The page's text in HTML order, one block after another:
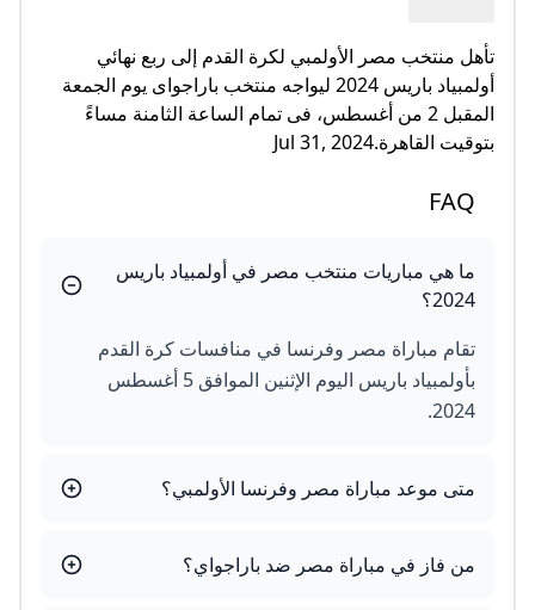
تأهل منتخب مصر الأولمبي لكرة القدم إلى ربع نهائي
أولمبياد باريس 2024 ليواجه منتخب باراجواى يوم الجمعة
المقبل 2 من أغسطس، فى تمام الساعة الثامنة مساءً
بتوقيت القاهرة.Jul 31, 2024
FAQ
ما هي مباريات منتخب مصر في أولمبياد باريس
2024؟
تقام مباراة مصر وفرنسا في منافسات كرة القدم
بأولمبياد باريس اليوم الإثنين الموافق 5 أغسطس
2024.
متى موعد مباراة مصر وفرنسا الأولمبي؟
من فاز في مباراة مصر ضد باراجواي؟